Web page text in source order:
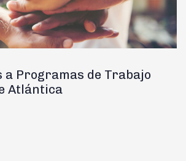
Programas de Trabajo
Atlántica